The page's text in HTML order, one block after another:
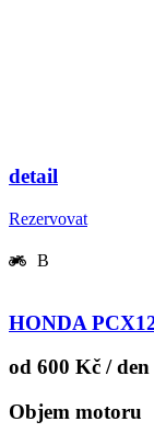
detail
Rezervovat
B
HONDA
od 600 Kč / den
Objem motoru